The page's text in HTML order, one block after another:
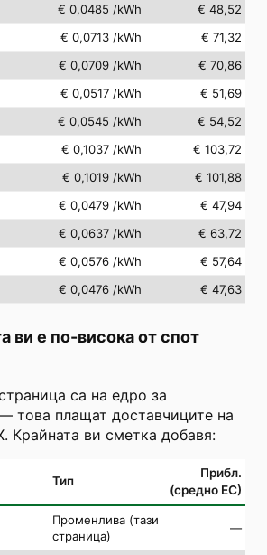
€ 0,0485 /kWh
€ 48,52
€ 0,0713 /kWh
€ 71,32
€ 0,0709 /kWh
€ 70,86
€ 0,0517 /kWh
€ 51,69
€ 0,0545 /kWh
€ 54,52
€ 0,1037 /kWh
€ 103,72
€ 0,1019 /kWh
€ 101,88
€ 0,0479 /kWh
€ 47,94
€ 0,0637 /kWh
€ 63,72
€ 0,0576 /kWh
€ 57,64
€ 0,0476 /kWh € 47,63
ви е по-висока от спот
са на едро за
това плащат доставчиците на
Крайната ви сметка добавя:
Тип
Прибл.
(средно ЕС)
Променлива (тази
страница)
—